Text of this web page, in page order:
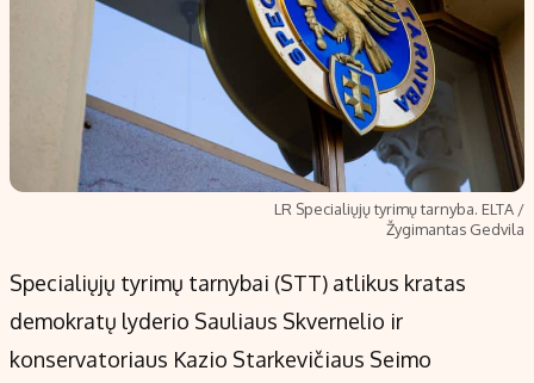
LR Specialiųjų tyrimų tarnyba. ELTA /
Žygimantas Gedvila
Specialiųjų tyrimų tarnybai (STT) atlikus kratas
demokratų lyderio Sauliaus Skvernelio ir
konservatoriaus Kazio Starkevičiaus Seimo